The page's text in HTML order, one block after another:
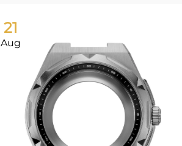
21
Aug